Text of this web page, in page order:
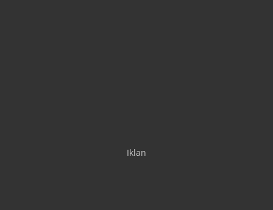
Iklan